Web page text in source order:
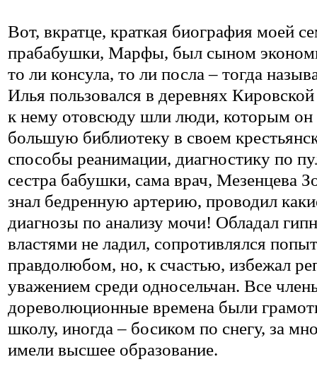
Вот, вкратце, краткая биография моей
прабабушки, Марфы, был сыном
то ли консула, то ли посла – тогда
Илья пользовался в деревнях
к нему отовсюду шли люди, которым он
большую библиотеку в своем
способы реанимации, диагностику по
сестра бабушки, сама врач, Мезенцева
знал бедренную артерию, проводил
диагнозы по анализу мочи! Обладал
властями не ладил, сопротивлялся
правдолюбом, но, к счастью, избежал
уважением среди односельчан. Все
дореволюционные времена были
школу, иногда – босиком по снегу, за
имели высшее образование.